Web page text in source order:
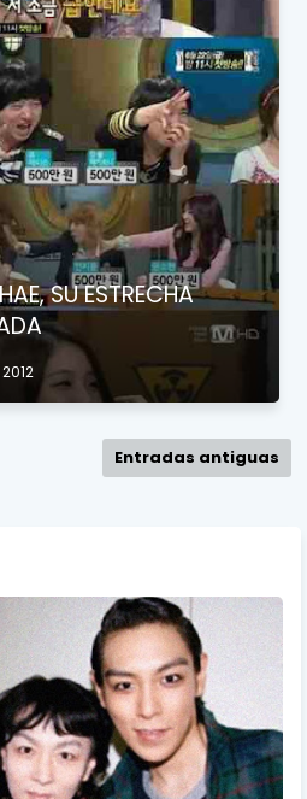
SU ESTRECHA
Entradas antiguas